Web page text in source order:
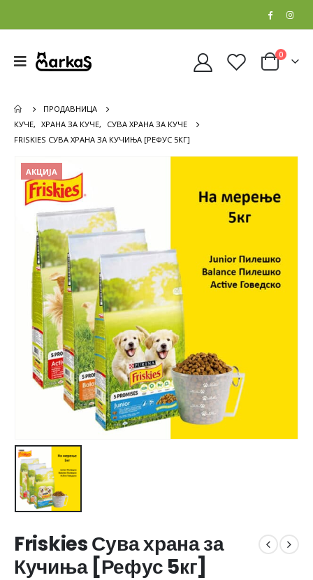
0
ПРОДАВНИЦА
КУЧЕ, ХРАНА ЗА КУЧЕ,
СУВА ХРАНА ЗА КУЧЕ
FRISKIES СУВА ХРАНА ЗА КУЧИЊА [РЕФУС 5КГ]
АКЦИЈА
Friskies Сува храна за
Кучиња [Рефус 5кг]